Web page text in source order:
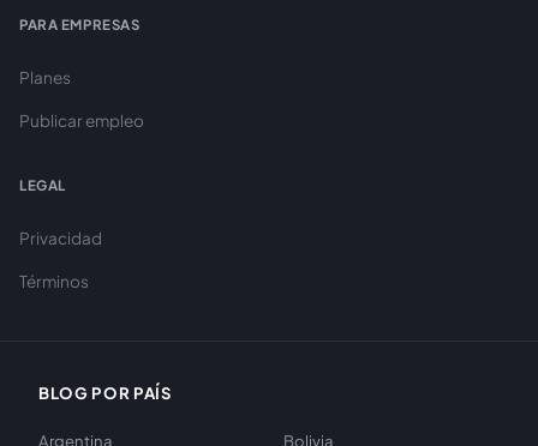
PARA EMPRESAS
Planes
Publicar empleo
LEGAL
Privacidad
Términos
BLOG POR PAÍS
Argentina
Bolivia